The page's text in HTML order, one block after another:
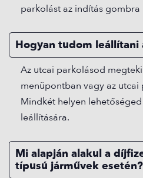
parkolást az indítás gombra
Hogyan tudom leállítani
Az utcai parkolásod
menüpontban vagy az
Mindkét helyen
leállítására.
Mi alapján alakul a
típusú járművek esetén?